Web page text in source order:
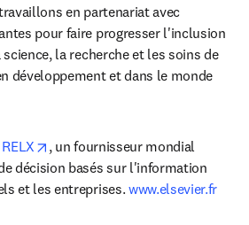
en partenariat avec
pour faire progresser l'inclusion
la recherche et les soins de
développement et dans le monde
RELX opens in new tab/window
, un fournisseur mondial
décision basés sur l'information
et les entreprises. www.elsevier.fr